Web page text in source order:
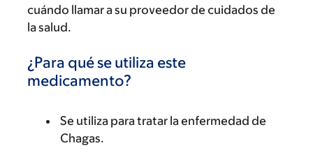
cuándo llamar a su proveedor de cuidados de
la salud.
¿Para qué se utiliza este
medicamento?
Se utiliza para tratar la enfermedad de
Chagas.